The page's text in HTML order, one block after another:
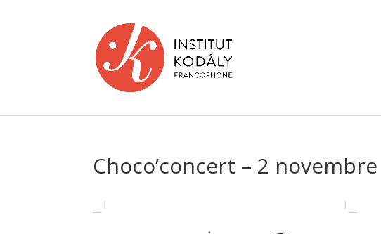
Choco’concert – 2